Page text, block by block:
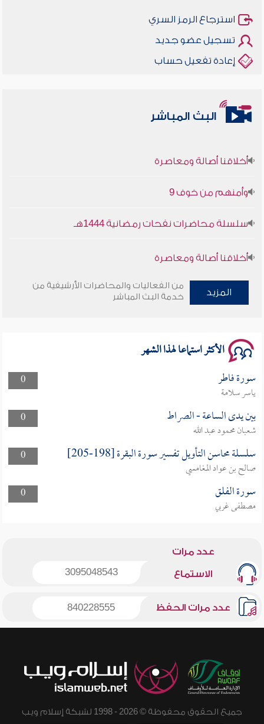
استرجاع الرمز السري
تسجيل عضو جديد
إعادة تفعيل حساب
البث المباشر
أخلاقنا أصالة ومعاصرة
وأمنهم من خوف 9
أخلاقنا أصالة ومعاصرة
وأمنهم من خوف 9
المزيد
من الفعاليات والمحاضرات الأرشيفية من
خدمة البث المباشر
الأكثر استماعا لهذا الشهر
0 سورة فاطر
ياسر سلامة
0
بين يدى الساعة - الصراط
شعبان محمود عبد الله
0
سلسلة محاسن التأويل تفسير سورة البقرة [198-205]
صالح بن عواد المغامسي
0
سورة الفلق
مصطفى غربي
عدد مرات
الاستماع 3095048543
عدد مرات الحفظ 840228555
جميع الحقوق محفوظة © 2026 - 1998 لشبكة إسلام ويب